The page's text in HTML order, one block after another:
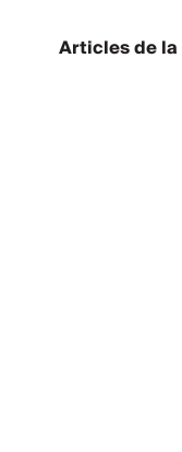
Articles de